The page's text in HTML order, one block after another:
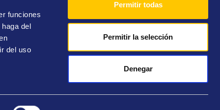
funciones
del
del uso
Permitir todas
Permitir la selección
Denegar
Teléfono900 10 14 71